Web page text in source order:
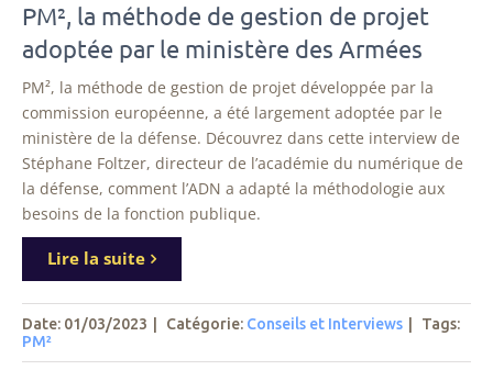
PM², la méthode de gestion de projet
adoptée par le ministère des Armées
PM², la méthode de gestion de projet développée par la
commission européenne, a été largement adoptée par le
ministère de la défense. Découvrez dans cette interview de
Stéphane Foltzer, directeur de l’académie du numérique de
la défense, comment l’ADN a adapté la méthodologie aux
besoins de la fonction publique.
Lire la suite
Date: 01/03/2023 Catégorie: Conseils et Interviews Tags:
PM²